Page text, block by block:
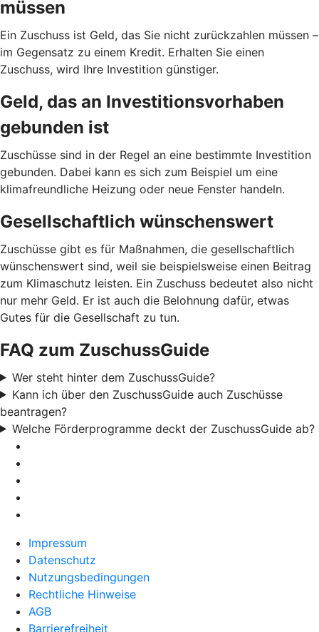
müssen
Ein Zuschuss ist Geld, das Sie nicht zurückzahlen müssen –
im Gegensatz zu einem Kredit. Erhalten Sie einen
Zuschuss, wird Ihre Investition günstiger.
Geld, das an Investitionsvorhaben
gebunden ist
Zuschüsse sind in der Regel an eine bestimmte Investition
gebunden. Dabei kann es sich zum Beispiel um eine
klimafreundliche Heizung oder neue Fenster handeln.
Gesellschaftlich wünschenswert
Zuschüsse gibt es für Maßnahmen, die gesellschaftlich
wünschenswert sind, weil sie beispielsweise einen Beitrag
zum Klimaschutz leisten. Ein Zuschuss bedeutet also nicht
nur mehr Geld. Er ist auch die Belohnung dafür, etwas
Gutes für die Gesellschaft zu tun.
FAQ zum ZuschussGuide
Wer steht hinter dem ZuschussGuide?
Kann ich über den ZuschussGuide auch Zuschüsse
beantragen?
Welche Förderprogramme deckt der ZuschussGuide ab?
Impressum
Datenschutz
Nutzungsbedingungen
Rechtliche Hinweise
AGB
Barrierefreiheit